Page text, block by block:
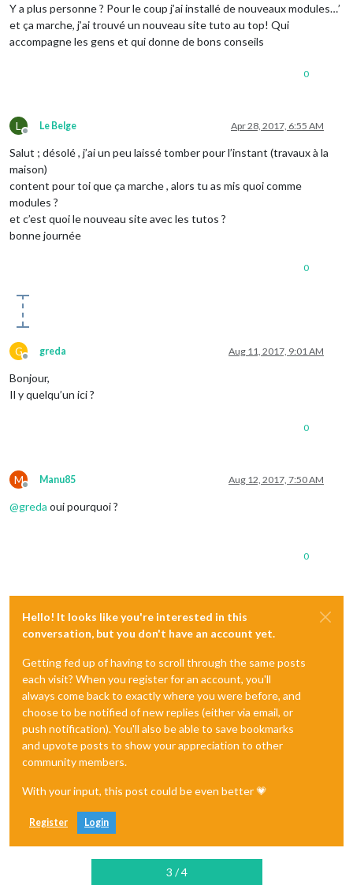
Y a plus personne ? Pour le coup j’ai installé de nouveaux modules…’
et ça marche, j’ai trouvé un nouveau site tuto au top! Qui
accompagne les gens et qui donne de bons conseils
0
L
Offline
Le Belge Apr 28, 2017, 6:55 AM
Salut ; désolé , j’ai un peu laissé tomber pour l’instant (travaux à la
maison)
content pour toi que ça marche , alors tu as mis quoi comme
modules ?
et c’est quoi le nouveau site avec les tutos ?
bonne journée
0
G
Offline
greda Aug 11, 2017, 9:01 AM
Bonjour,
Il y quelqu’un ici ?
0
M
Offline
Manu85 Aug 12, 2017, 7:50 AM
@greda oui pourquoi ?
0
Hello! It looks like you're interested in this
conversation, but you don't have an account yet.
Getting fed up of having to scroll through the same posts
each visit? When you register for an account, you'll
always come back to exactly where you were before, and
choose to be notified of new replies (either via email, or
push notification). You'll also be able to save bookmarks
and upvote posts to show your appreciation to other
community members.
With your input, this post could be even better 💗
Register Login
3 / 4